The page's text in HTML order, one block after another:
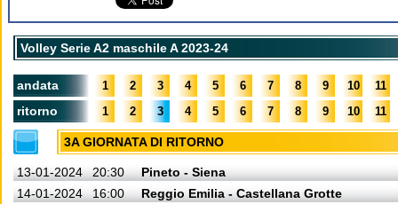
Volley Serie A2 maschile A 2023-24
andata 1 2 3 4 5 6 7 8 9 10 11
ritorno 1 2 3 4 5 6 7 8 9 10 11
3A GIORNATA DI RITORNO
13-01-2024 20:30
Pineto - Siena
14-01-2024
16:00
Reggio Emilia - Castellana Grotte